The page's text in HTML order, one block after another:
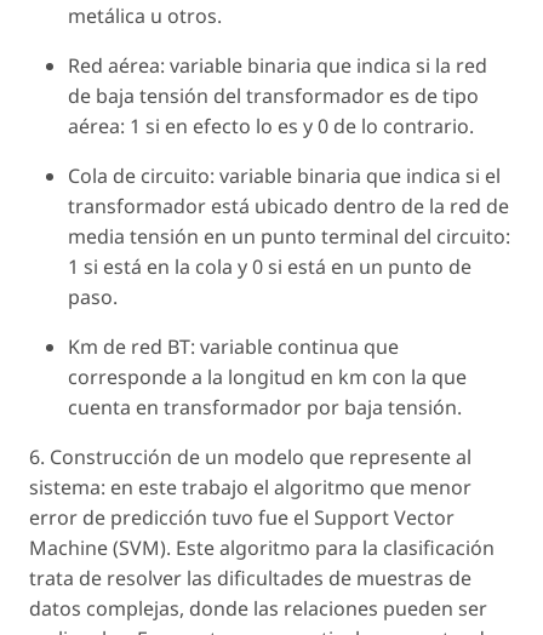
metálica u otros.
Red aérea: variable binaria que indica si la red
de baja tensión del transformador es de tipo
aérea: 1 si en efecto lo es y 0 de lo contrario.
Cola de circuito: variable binaria que indica si el
transformador está ubicado dentro de la red de
media tensión en un punto terminal del circuito:
1 si está en la cola y 0 si está en un punto de
paso.
Km de red BT: variable continua que
corresponde a la longitud en km con la que
cuenta en transformador por baja tensión.
6. Construcción de un modelo que represente al
sistema: en este trabajo el algoritmo que menor
error de predicción tuvo fue el Support Vector
Machine (SVM). Este algoritmo para la clasificación
trata de resolver las dificultades de muestras de
datos complejas, donde las relaciones pueden ser